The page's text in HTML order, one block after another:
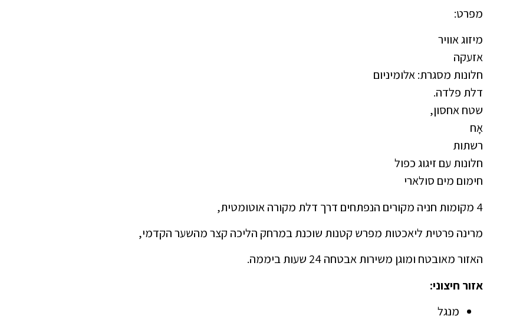
מפרט:
מיזוג אוויר
אזעקה
חלונות מסגרת: אלומיניום
דלת פלדה.
שטח אחסון,
אָח
רשתות
חלונות עם זיגוג כפול
חימום מים סולארי
4 מקומות חניה מקורים הנפתחים דרך דלת מקורה אוטומטית,
מרינה פרטית ליאכטות מפרש קטנות שוכנת במרחק הליכה קצר מהשער הקדמי,
האזור מאובטח ומוגן משירות אבטחה 24 שעות ביממה.
אזור חיצוני:
מנגל